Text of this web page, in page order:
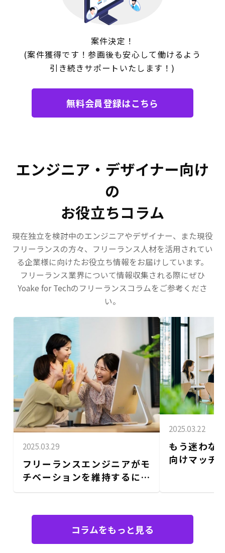
案件決定！
(案件獲得です！参画後も安心して働けるよう
引き続きサポート いたします！)
無料会員登録はこちら
エンジニア・デザイナー向け
の
お役立ちコラム
現在独立を検討中のエンジニアやデザイナー、また現役
フリーランスの方々、フリーランス人材を活用されてい
る企業様に向けたお役立ち情報をお届けしています。
フリーランス業界について情報収集される際にぜひ
Yoake for Techのフリーランスコラムをご参考くださ
い。
2025.03.29
フリーランスエンジニアがモ
チベーションを維持するに
は？仲間たちのリアルな工夫
2025.03.22
もう迷わな
向けマッチ
コラムをもっと見る